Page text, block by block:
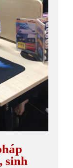
sinh